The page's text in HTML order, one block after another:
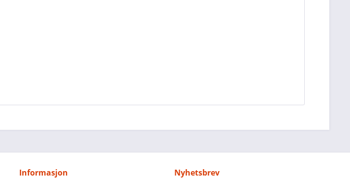
Informasjon Nyhetsbrev